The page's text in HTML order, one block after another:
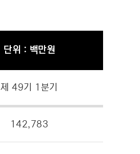
단위 : 백만원
제 49기 1분기
142,783